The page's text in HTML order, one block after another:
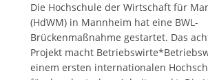
Die Hochschule der Wirtschaft für
(HdWM) in Mannheim hat eine BWL-
Brückenmaßnahme gestartet. Das
Projekt macht
einem ersten internationalen